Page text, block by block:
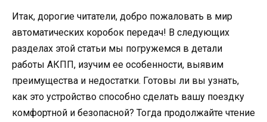
Итак, дорогие читатели, добро пожаловать в мир
автоматических коробок передач! В следующих
разделах этой статьи мы погружемся в детали
работы АКПП, изучим ее особенности, выявим
преимущества и недостатки. Готовы ли вы узнать,
как это устройство способно сделать вашу поездку
комфортной и безопасной? Тогда продолжайте чтение